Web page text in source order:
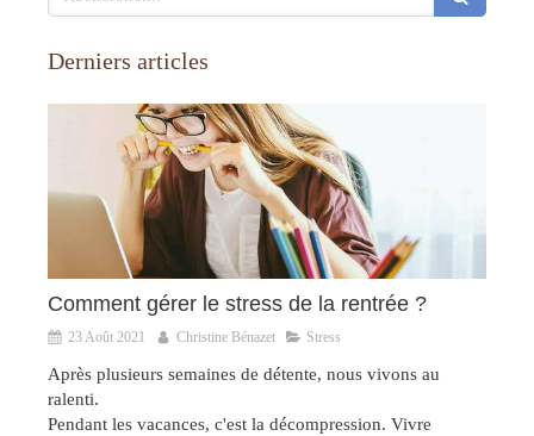
Derniers articles
Comment gérer le stress de la rentrée ?
23 Août 2021 Christine Bénazet Stress
Après plusieurs semaines de détente, nous vivons au
ralenti.
Pendant les vacances, c'est la décompression. Vivre